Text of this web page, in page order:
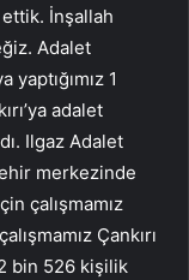
İnşallah
Adalet
yaptığımız 1
adalet
Ilgaz Adalet
merkezinde
çalışmamız
Çankırı
bin 526 kişilik